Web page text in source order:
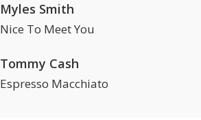
Myles Smith
Nice To Meet You
Tommy Cash
Espresso Macchiato